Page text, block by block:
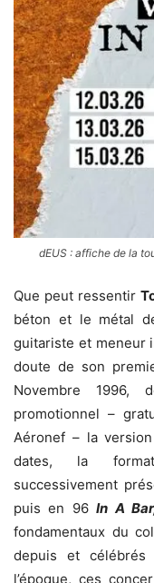
dEUS : affiche de la
Que peut ressentir
béton et le métal
guitariste et meneur
doute de son
Novembre 1996,
promotionnel –
Aéronef – la
dates, la
successivement
puis en 96In A
fondamentaux du
depuis et
l’époque, ces